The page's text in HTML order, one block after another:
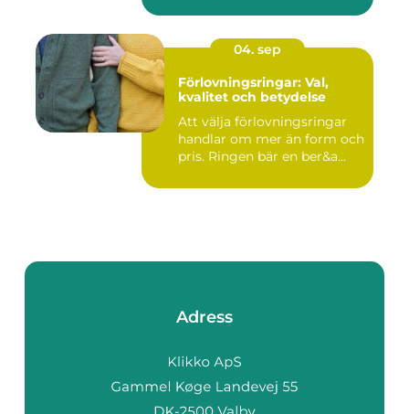
04. sep
Förlovningsringar: Val,
kvalitet och betydelse
Att välja förlovningsringar
handlar om mer än form och
pris. Ringen bär en ber&a...
Adress